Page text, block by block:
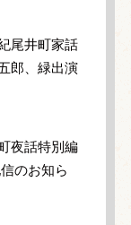
尾井町家話
郎、緑出演
夜話特別編
のお知ら